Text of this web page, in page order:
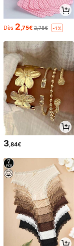
Dès 2 ,75€ 2,78€ -1%
3,84€